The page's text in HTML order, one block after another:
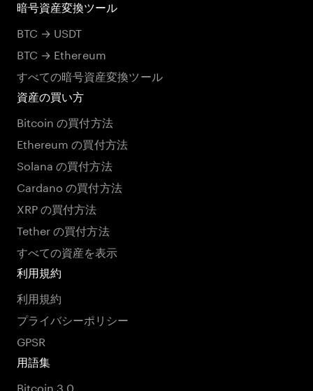
暗号資産変換ツール
BTC → USDT
BTC → Ethereum
すべての暗号資産変換ツール
資産の買い方
Bitcoin の買付方法
Ethereum の買付方法
Solana の買付方法
Cardano の買付方法
XRP の買付方法
Tether の買付方法
すべての資産を表示
利用規約
利用規約
プライバシーポリシー
GPSR
用語集
Bitcoin 3.0